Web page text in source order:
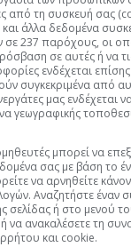
υπέρ της λύσης
απόρριψη
ημέρα» και
Χαμάς πρέπει να
τις προσπάθειες
πλουραλιστικής
ανθρώπινα
καθώς αυτό
από τη συσκευή σας
άλλα δεδομένα
σε 237 παρόχους, οι
σε αυτές ή να
ενδέχεται
συγκεκριμένα από
μας ενδέχεται
γεωγραφικής
μπορεί να
σας με βάση το
να αρνηθείτε
Αναζητήστε έναν
σελίδας ή στο μενού
ή να ανακαλέσετε τη
και cookie.